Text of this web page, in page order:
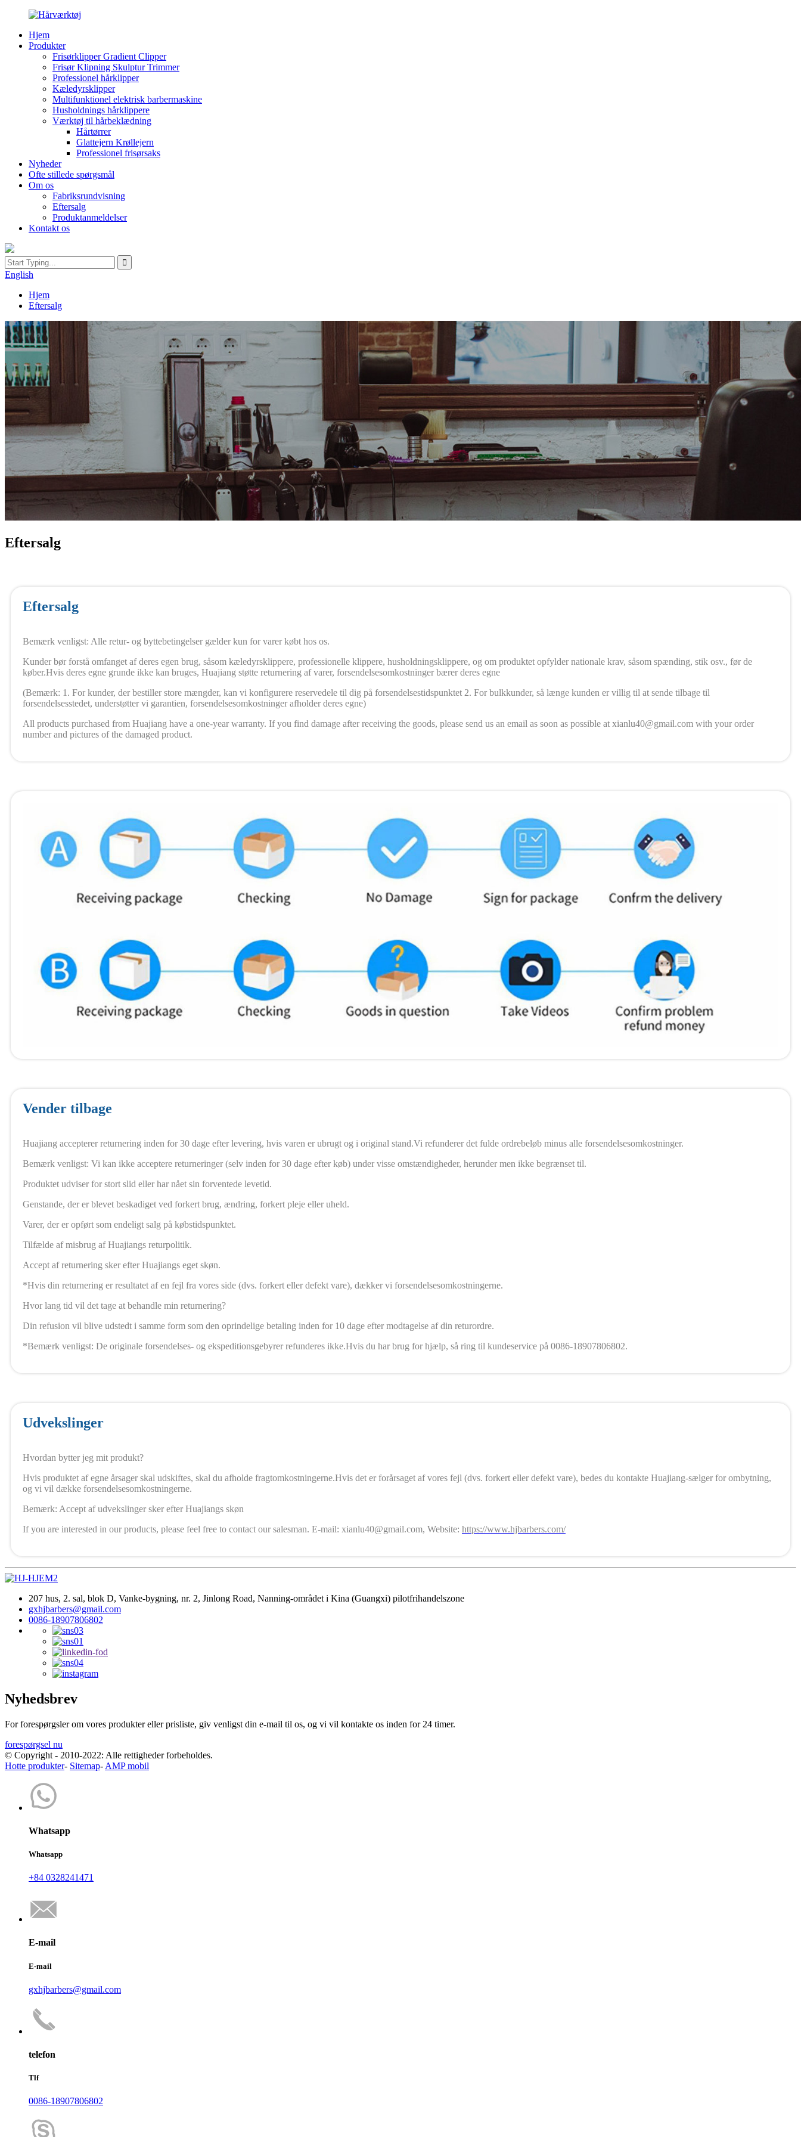
Hjem
Produkter
Frisørklipper Gradient Clipper
Frisør Klipning Skulptur Trimmer
Professionel hårklipper
Kæledyrsklipper
Multifunktionel elektrisk barbermaskine
Husholdnings hårklippere
Værktøj til hårbeklædning
Hårtørrer
Glattejern Krøllejern
Professionel frisørsaks
Nyheder
Ofte stillede spørgsmål
Om os
Fabriksrundvisning
Eftersalg
Produktanmeldelser
Kontakt os
English
Hjem
Eftersalg
Eftersalg
Eftersalg
Bemærk venligst: Alle retur- og byttebetingelser gælder kun for varer købt hos os.
Kunder bør forstå omfanget af deres egen brug, såsom kæledyrsklippere, professionelle klippere, husholdningsklippere, og om produktet opfylder nationale krav, såsom spænding, stik osv., før de
køber.Hvis deres egne grunde ikke kan bruges, Huajiang støtte returnering af varer, forsendelsesomkostninger bærer deres egne
(Bemærk: 1. For kunder, der bestiller store mængder, kan vi konfigurere reservedele til dig på forsendelsestidspunktet 2. For bulkkunder, så længe kunden er villig til at sende tilbage til
forsendelsesstedet, understøtter vi garantien, forsendelsesomkostninger afholder deres egne)
All products purchased from Huajiang have a one-year warranty. If you find damage after receiving the goods, please send us an email as soon as possible at xianlu40@gmail.com with your order
number and pictures of the damaged product.
Vender tilbage
Huajiang accepterer returnering inden for 30 dage efter levering, hvis varen er ubrugt og i original stand.Vi refunderer det fulde ordrebeløb minus alle forsendelsesomkostninger.
Bemærk venligst: Vi kan ikke acceptere returneringer (selv inden for 30 dage efter køb) under visse omstændigheder, herunder men ikke begrænset til.
Produktet udviser for stort slid eller har nået sin forventede levetid.
Genstande, der er blevet beskadiget ved forkert brug, ændring, forkert pleje eller uheld.
Varer, der er opført som endeligt salg på købstidspunktet.
Tilfælde af misbrug af Huajiangs returpolitik.
Accept af returnering sker efter Huajiangs eget skøn.
*Hvis din returnering er resultatet af en fejl fra vores side (dvs. forkert eller defekt vare), dækker vi forsendelsesomkostningerne.
Hvor lang tid vil det tage at behandle min returnering?
Din refusion vil blive udstedt i samme form som den oprindelige betaling inden for 10 dage efter modtagelse af din returordre.
*Bemærk venligst: De originale forsendelses- og ekspeditionsgebyrer refunderes ikke.Hvis du har brug for hjælp, så ring til kundeservice på 0086-18907806802.
Udvekslinger
Hvordan bytter jeg mit produkt?
Hvis produktet af egne årsager skal udskiftes, skal du afholde fragtomkostningerne.Hvis det er forårsaget af vores fejl (dvs. forkert eller defekt vare), bedes du kontakte Huajiang-sælger for ombytning,
og vi vil dække forsendelsesomkostningerne.
Bemærk: Accept af udvekslinger sker efter Huajiangs skøn
If you are interested in our products, please feel free to contact our salesman. E-mail: xianlu40@gmail.com, Website: https://www.hjbarbers.com/
207 hus, 2. sal, blok D, Vanke-bygning, nr. 2, Jinlong Road, Nanning-området i Kina (Guangxi) pilotfrihandelszone
gxhjbarbers@gmail.com
0086-18907806802
Nyhedsbrev
For forespørgsler om vores produkter eller prisliste, giv venligst din e-mail til os, og vi vil kontakte os inden for 24 timer.
forespørgsel nu
© Copyright - 2010-2022: Alle rettigheder forbeholdes.
Hotte produkter- Sitemap- AMP mobil
Whatsapp
Whatsapp
+84 0328241471
E-mail
E-mail
gxhjbarbers@gmail.com
telefon
Tlf
0086-18907806802